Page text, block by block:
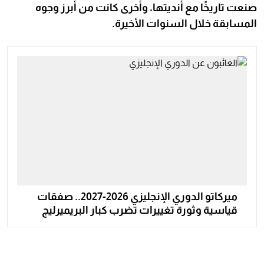
صنعت تاريخًا مع أنديتها، وأخرى كانت من أبرز وجوه
المسابقة خلال السنوات الأخيرة.
ميركاتو الدوري الإنجليزي 2026-2027.. صفقات
قياسية وثورة تغييرات تضرب كبار البريميرليج